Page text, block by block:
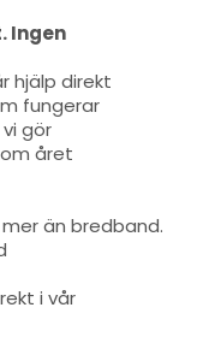
Ingen
hjälp direkt
fungerar
gör
året
än bredband.
i vår